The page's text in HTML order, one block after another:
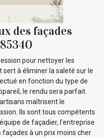
des façades
pour nettoyer les
à éliminer la saleté sur le
en fonction du type de
le rendu sera parfait.
maîtrisent le
Ils sont tous compétents
de façadier, l'entreprise
à un prix moins cher